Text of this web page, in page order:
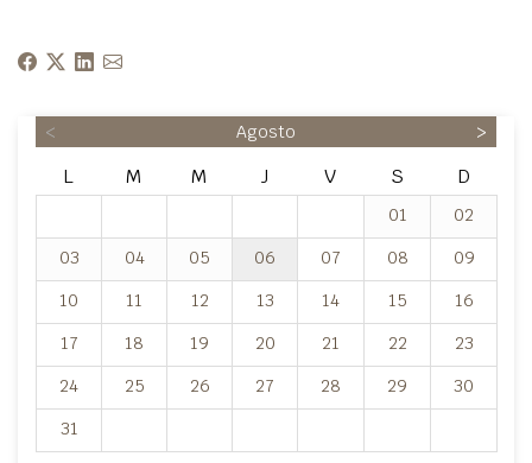
< Agosto >
L M M J V S D
01
02
03
04 05 06 07 08
09
10
11 12 13 14 15
16
17
18 19 20 21 22
23
24
25 26 27 28 29
30
31